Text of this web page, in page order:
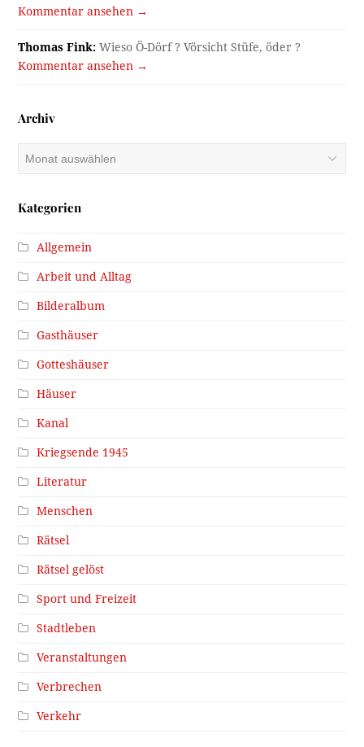
Kommentar ansehen →
Thomas Fink: Wieso Ö-Dörf ? Vörsicht Stüfe, öder ?
Kommentar ansehen →
Archiv
Kategorien
Allgemein
Arbeit und Alltag
Bilderalbum
Gasthäuser
Gotteshäuser
Häuser
Kanal
Kriegsende 1945
Literatur
Menschen
Rätsel
Rätsel gelöst
Sport und Freizeit
Stadtleben
Veranstaltungen
Verbrechen
Verkehr